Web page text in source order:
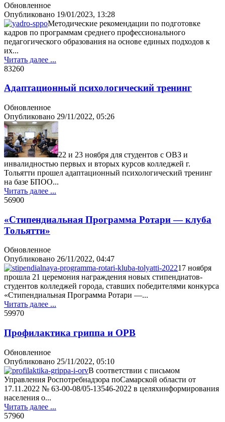
Обновленное
Опубликовано 19/01/2023, 13:28
Методические рекомендации по подготовке
кадров по программам среднего профессионального
педагогического образования на основе единых подходов к
их...
Читать далее ...
83260
Адаптационный психологический тренинг
Обновленное
Опубликовано 29/11/2022, 05:26
22 и 23 ноября для студентов с ОВЗ и
инвалидностью первых и вторых курсов колледжей г.
Тольятти прошел адаптационный психологический тренинг
на базе БПОО...
Читать далее ...
56900
«Стипендиальная Программа Ротари — клуба
Тольятти»
Обновленное
Опубликовано 26/11/2022, 04:47
17 ноября
прошла 21 церемония награждения новых стипендиатов-
студентов колледжей города, ставших победителями конкурса
«Стипендиальная Программа Ротари —...
Читать далее ...
59970
Профилактика гриппа и ОРВ
Обновленное
Опубликовано 25/11/2022, 05:10
В соответствии с письмом
Управления Роспотребнадзора поСамарской области от
17.11.2022 № 63-00-08/05-13546-2022 в целяхинформирования
населения о...
Читать далее ...
57960